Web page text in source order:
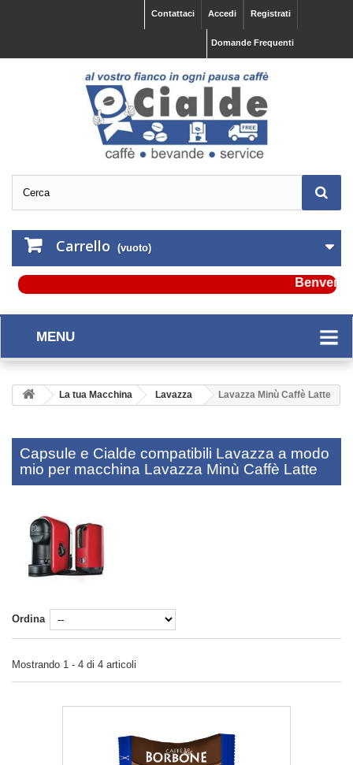
Registrati
Accedi
Contattaci
Domande Frequenti
Carrello (vuoto)
Benvenuto
MENU
La tua Macchina Lavazza Lavazza Minù Caffè Latte
Capsule e Cialde compatibili Lavazza a modo
mio per macchina Lavazza Minù Caffè Latte
Ordina
Mostrando 1 - 4 di 4 articoli